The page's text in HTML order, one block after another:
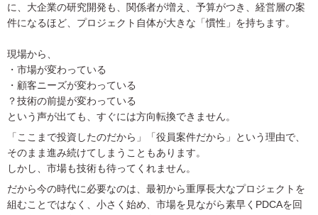
に、大企業の研究開発も、関係者が増え、予算がつき、経営層の案
件になるほど、プロジェクト自体が大きな「慣性」を持ちます。
現場から、
・市場が変わっている
・顧客ニーズが変わっている
？技術の前提が変わっている
という声が出ても、すぐには方向転換できません。
「ここまで投資したのだから」「役員案件だから」という理由で、
そのまま進み続けてしまうこともあります。
しかし、市場も技術も待ってくれません。
だから今の時代に必要なのは、最初から重厚長大なプロジェクトを
組むことではなく、小さく始め、市場を見ながら素早くPDCAを回